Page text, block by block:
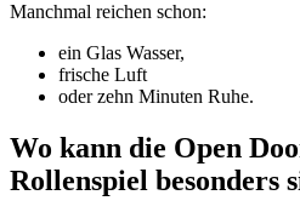
Manchmal reichen schon:
ein Glas Wasser,
frische Luft
oder zehn Minuten Ruhe.
Wo kann die Open
Rollenspiel besonders